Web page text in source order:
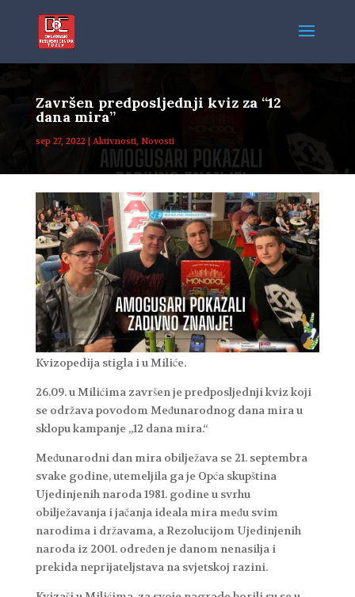
Završen predposljednji kviz za “12
dana mira”
sep 27, 2022| Aktivnosti, Novosti
Kvizopedija stigla i u Miliće.
26.09. u Milićima završen je predposljednji kviz koji
se održava povodom Međunarodnog dana mira u
sklopu kampanje „12 dana mira.“
Međunarodni dan mira obilježava se 21. septembra
svake godine, utemeljila ga je Opća skupština
Ujedinjenih naroda 1981. godine u svrhu
obilježavanja i jačanja ideala mira među svim
narodima i državama, a Rezolucijom Ujedinjenih
naroda iz 2001. određen je danom nenasilja i
prekida neprijateljstava na svjetskoj razini.